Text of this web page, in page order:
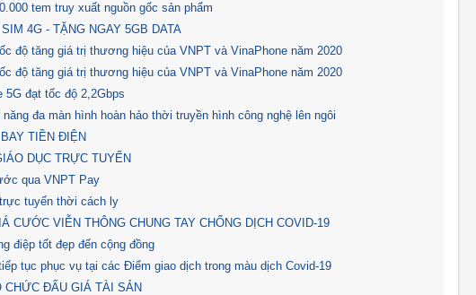
tem truy xuất nguồn gốc sản phẩm
4G - TẶNG NGAY 5GB DATA
độ tăng giá trị thương hiệu của VNPT và VinaPhone năm 2020
độ tăng giá trị thương hiệu của VNPT và VinaPhone năm 2020
5G đạt tốc độ 2,2Gbps
đa màn hình hoàn hảo thời truyền hình công nghệ lên ngôi
TIỀN ĐIỆN
DỤC TRỰC TUYẾN
qua VNPT Pay
tuyến thời cách ly
CƯỚC VIỄN THÔNG CHUNG TAY CHỐNG DỊCH COVID-19
điệp tốt đẹp đến cộng đồng
tục phục vụ tại các Điểm giao dịch trong màu dịch Covid-19
CHỨC ĐẤU GIÁ TÀI SẢN